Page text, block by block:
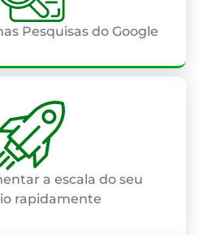
Pesquisas do Google
a escala do seu
rapidamente